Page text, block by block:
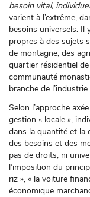
besoin vital,
varient à l’extrême,
besoins universels. Il
propres à des sujets
de montagne, des
quartier résidentiel
communauté
branche de l’industrie
Selon l’approche
gestion « locale »,
dans la quantité et la
des besoins et des
pas de droits, ni
l’imposition du
riz », « la voiture
économique